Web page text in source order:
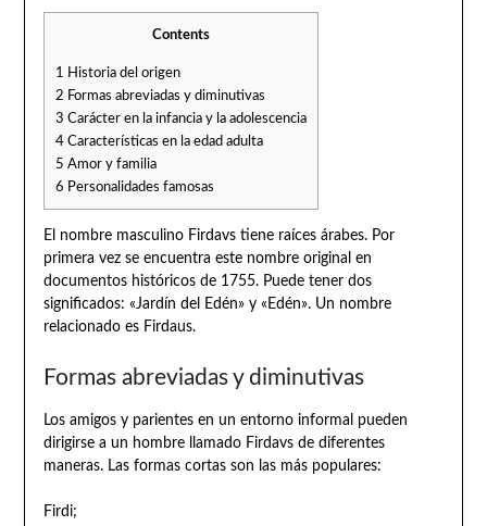
Contents
1
Historia del origen
2 Formas abreviadas y diminutivas
3 Carácter en la infancia y la adolescencia
4Características en la edad adulta
5 Amor y familia
6 Personalidades famosas
El nombre masculino Firdavs tiene raíces árabes. Por
primera vez se encuentra este nombre original en
documentos históricos de 1755. Puede tener dos
significados: «Jardín del Edén» y «Edén». Un nombre
relacionado es Firdaus.
Formas abreviadas y diminutivas
Los amigos y parientes en un entorno informal pueden
dirigirse a un hombre llamado Firdavs de diferentes
maneras. Las formas cortas son las más populares:
Firdi;